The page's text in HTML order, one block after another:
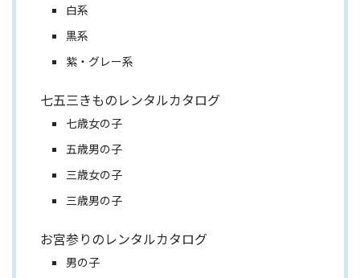
白系
黒系
紫・グレー系
七五三きものレンタルカタログ
七歳女の子
五歳男の子
三歳女の子
三歳男の子
お宮参りのレンタルカタログ
男の子